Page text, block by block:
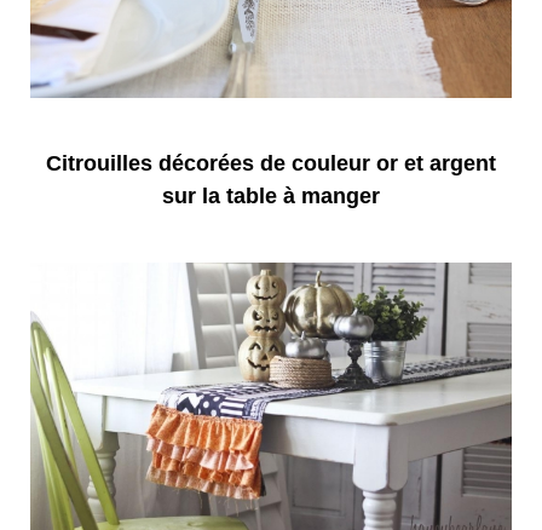
Citrouilles décorées de couleur or et argent
sur la table à manger